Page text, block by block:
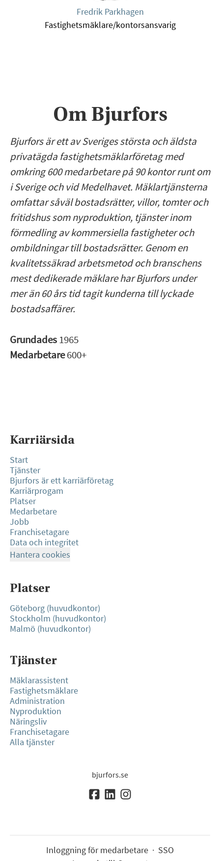
Fredrik Parkhagen
Fastighetsmäklare/kontorsansvarig
Om Bjurfors
Bjurfors är ett av Sveriges största och äldsta
privatägda fastighetsmäklarföretag med
omkring 600 medarbetare på 90 kontor runt om
i Sverige och vid Medelhavet. Mäklartjänsterna
omfattar såväl bostadsrätter, villor, tomter och
fritidshus som nyproduktion, tjänster inom
förmedling av kommersiella fastigheter och
ombildningar till bostadsrätter. Genom en
kvalitetssäkrad arbetsmetod och branschens
mest dedikerade mäklare har Bjurfors under
mer än 60 års tid tagit kunderna till lyckade
bostadsaffärer.
Grundades1965
Medarbetare600+
Karriärsida
Start
Tjänster
Bjurfors är ett karriärföretag
Karriärprogam
Platser
Medarbetare
Jobb
Franchisetagare
Data och integritet
Hantera cookies
Platser
Göteborg (huvudkontor)
Stockholm (huvudkontor)
Malmö (huvudkontor)
Tjänster
Mäklarassistent
Fastighetsmäklare
Administration
Nyproduktion
Näringsliv
Franchisetagare
Alla tjänster
bjurfors.se
Inloggning för medarbetare · SSO